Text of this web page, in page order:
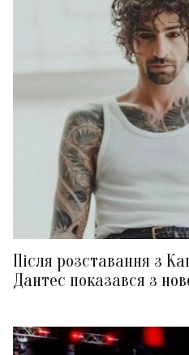
Після розставання з
Дантес показався з